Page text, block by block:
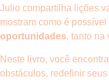
Julio compartilha lições
mostram como é possível
oportunidades, tanto na
Neste livro, você
obstáculos, redefinir